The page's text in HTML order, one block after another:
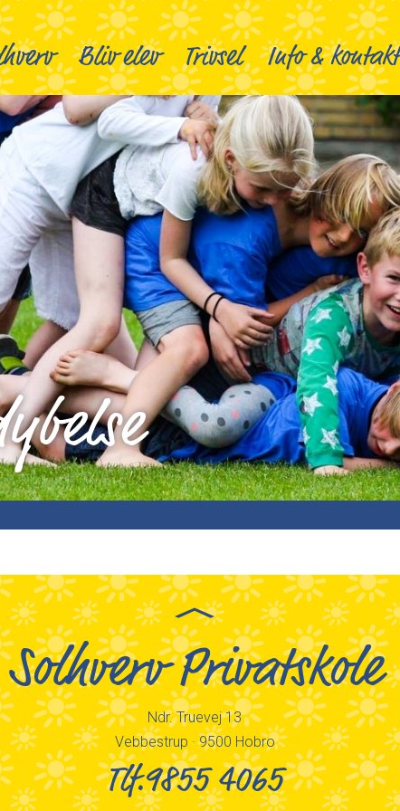
Bliv elev Trivsel Info & kontakt
Solhverv Privatskole
Ndr. Truevej 13
Vebbestrup · 9500 Hobro
Tlf.9855 4065